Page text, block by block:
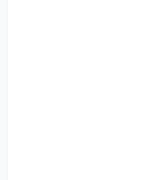
منحصر به فرد و کارایی بالا،
را برای شما فراهم کند و تمامی
را از منبع آب حذف کند. ویژگی‌های
موارد زیر است:
معلق و باکتری‌ها.
بر اساس استانداردهای جهانی
قابل استفاده است.
مختلف:
سینک، مناسب برای خانه‌های